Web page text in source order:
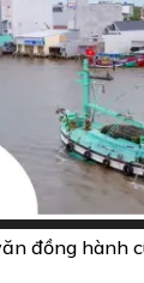
đồng hành